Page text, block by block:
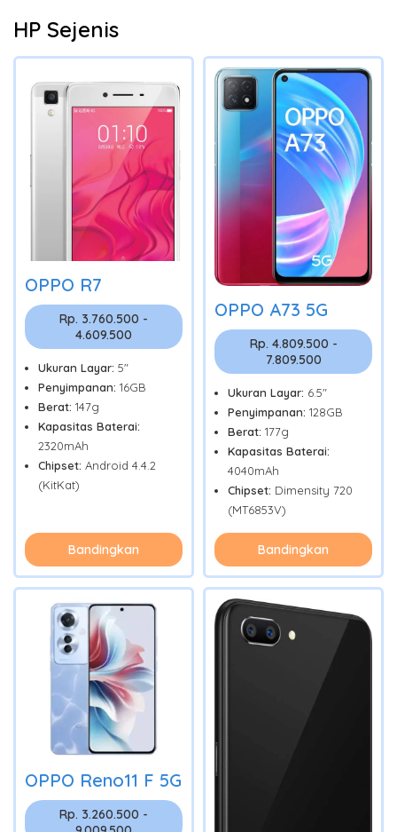
HP Sejenis
OPPO R7
Rp. 3.760.500 -
4.609.500
Ukuran Layar: 5"
Penyimpanan: 16GB
Berat: 147g
Kapasitas Baterai:
2320mAh
Chipset: Android 4.4.2
(KitKat)
Bandingkan
OPPO A73 5G
Rp. 4.809.500 -
7.809.500
Ukuran Layar: 6.5"
Penyimpanan: 128GB
Berat: 177g
Kapasitas Baterai:
4040mAh
Chipset: Dimensity 720
(MT6853V)
Bandingkan
OPPO Reno11 F 5G
Rp. 3.260.500 -